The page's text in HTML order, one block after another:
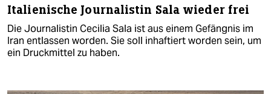
Italienische Journalistin Sala wieder frei
Die Journalistin Cecilia Sala ist aus einem Gefängnis im
Iran entlassen worden. Sie soll inhaftiert worden sein, um
ein Druckmittel zu haben.